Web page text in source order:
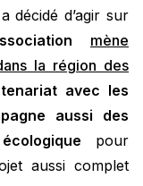
décidé d’agir sur
mène
la région des
avec les
aussi des
pour
aussi complet